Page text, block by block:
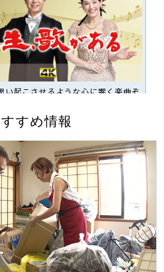
すめ情報